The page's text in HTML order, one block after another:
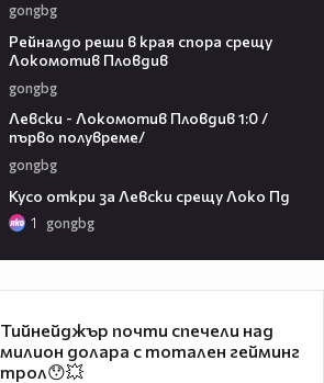
gongbg
Рейналдо реши в края спора срещу
Локомотив Пловдив
gongbg
Левски - Локомотив Пловдив 1:0 /
първо полувреме/
gongbg
Кусо откри за Левски срещу Локо Пд
1 gongbg
Тийнейджър почти спечели над
милион долара с тотален гейминг
трол😯💥